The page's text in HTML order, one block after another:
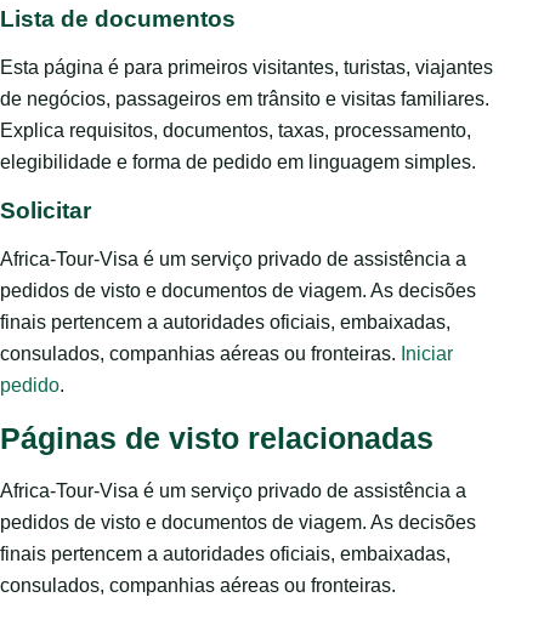
Lista de documentos
Esta página é para primeiros visitantes, turistas, viajantes
de negócios, passageiros em trânsito e visitas familiares.
Explica requisitos, documentos, taxas, processamento,
elegibilidade e forma de pedido em linguagem simples.
Solicitar
Africa-Tour-Visa é um serviço privado de assistência a
pedidos de visto e documentos de viagem. As decisões
finais pertencem a autoridades oficiais, embaixadas,
consulados, companhias aéreas ou fronteiras. Iniciar
pedido.
Páginas de visto relacionadas
Africa-Tour-Visa é um serviço privado de assistência a
pedidos de visto e documentos de viagem. As decisões
finais pertencem a autoridades oficiais, embaixadas,
consulados, companhias aéreas ou fronteiras.